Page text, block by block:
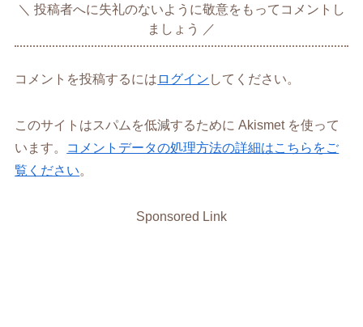
投稿者へに失礼のないように敬意をもってコメントし
ましょう
コメントを投稿するには ログイン してください。
このサイトはスパムを低減するために Akismet を使って
います。
コメントデータの処理方法の詳細はこちらをご
覧ください。
Sponsored Link